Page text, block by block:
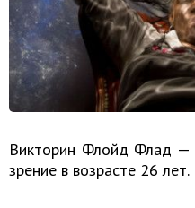
Викторин Флойд Флад —
зрение в возрасте 26 лет.